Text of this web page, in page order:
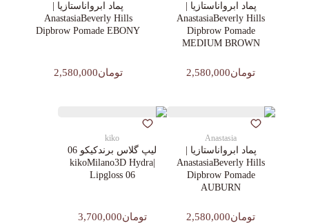
پماد ابرواناستازیا |
AnastasiaBeverly Hills
Dipbrow Pomade
MEDIUM BROWN
تومان2,580,000
پماد ابرواناستازیا |
AnastasiaBeverly Hills
Dipbrow Pomade EBONY
تومان2,580,000
Anastasia
پماد ابرواناستازیا |
AnastasiaBeverly Hills
Dipbrow Pomade
AUBURN
تومان2,580,000
kiko
لیپ گلاس‌ برندکیکو 06
|kikoMilano3D Hydra
Lipgloss 06
تومان3,700,000